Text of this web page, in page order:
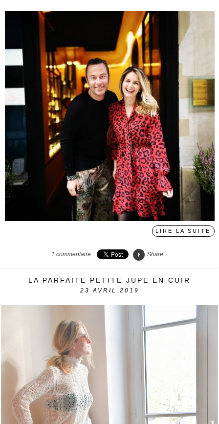
LIRE LA SUITE
1 commentaire Share
LA PARFAITE PETITE JUPE EN CUIR
23 AVRIL 2019